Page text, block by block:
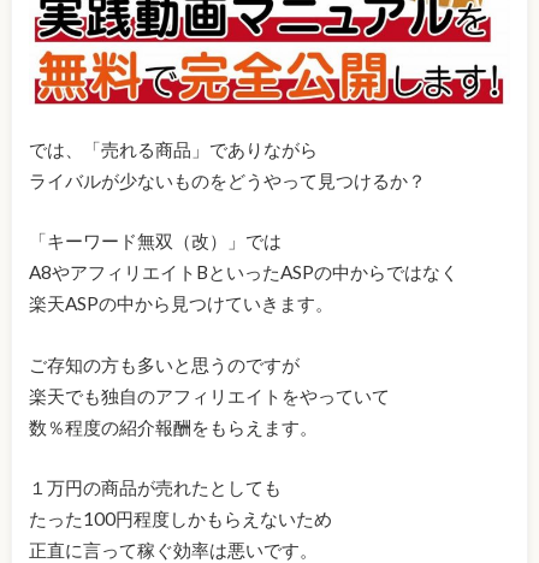
では、「売れる商品」でありながら
ライバルが少ないものをどうやって見つけるか？
「キーワード無双（改）」では
A8やアフィリエイトBといったASPの中からではなく
楽天ASPの中から見つけていきます。
ご存知の方も多いと思うのですが
楽天でも独自のアフィリエイトをやっていて
数％程度の紹介報酬をもらえます。
１万円の商品が売れたとしても
たった100円程度しかもらえないため
正直に言って稼ぐ効率は悪いです。